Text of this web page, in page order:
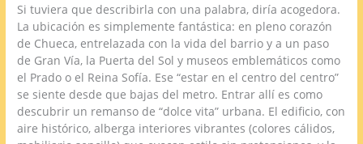
Si tuviera que describirla con una palabra, diría acogedora.
La ubicación es simplemente fantástica: en pleno corazón
de Chueca, entrelazada con la vida del barrio y a un paso
de Gran Vía, la Puerta del Sol y museos emblemáticos como
el Prado o el Reina Sofía. Ese “estar en el centro del centro”
se siente desde que bajas del metro. Entrar allí es como
descubrir un remanso de “dolce vita” urbana. El edificio, con
aire histórico, alberga interiores vibrantes (colores cálidos,